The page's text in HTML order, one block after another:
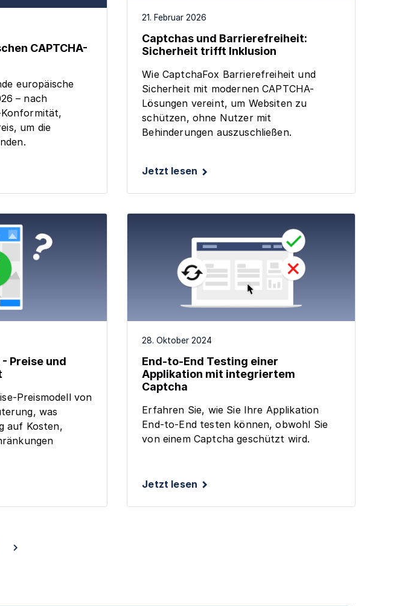
CAPTCHA-
europäische
– nach
um die
21. Februar 2026
Captchas und Barrierefreiheit:
Sicherheit trifft Inklusion
Wie CaptchaFox Barrierefreiheit und
Sicherheit mit modernen CAPTCHA-
Lösungen vereint, um Websiten zu
schützen, ohne Nutzer mit
Behinderungen auszuschließen.
Jetzt lesen
- Preise und
Preismodell von
was
auf Kosten,
28. Oktober 2024
End-to-End Testing einer
Applikation mit integriertem
Captcha
Erfahren Sie, wie Sie Ihre Applikation
End-to-End testen können, obwohl Sie
von einem Captcha geschützt wird.
Jetzt lesen